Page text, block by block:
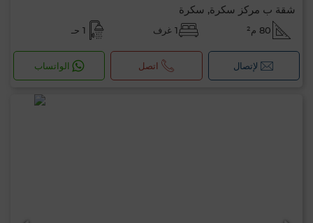
شقة ب مركز سكرة, سكرة
80 م² 1 غرف 1 حـ
لإتصال اتصل الواتساب